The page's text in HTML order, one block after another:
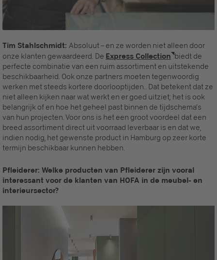
Tim Stahlschmidt: Absoluut – en ze worden niet alleen door
onze klanten gewaardeerd. De Express Collection biedt de
perfecte combinatie van een ruim assortiment en uitstekende
beschikbaarheid. Ook onze partners moeten tegenwoordig
werken met steeds kortere doorlooptijden.. Dat betekent dat ze
niet alleen kijken naar wat werkt en er goed uitziet; het is ook
belangrijk of en hoe het geheel past binnen de tijdschema’s
van hun projecten. Voor ons is het een groot voordeel dat een
breed assortiment direct uit voorraad leverbaar is en dat we,
indien nodig, het gewenste product in Hamburg op zeer korte
termijn beschikbaar kunnen hebben.
Pfleiderer: Welke producten van Pfleiderer zijn vooral
interessant voor de klanten van HOFA in de meubel- en
interieursector?